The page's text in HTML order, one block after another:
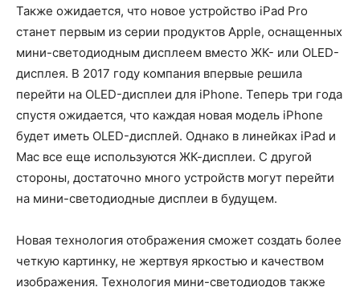
Также ожидается, что новое устройство iPad Pro
станет первым из серии продуктов Apple, оснащенных
мини-светодиодным дисплеем вместо ЖК- или OLED-
дисплея. В 2017 году компания впервые решила
перейти на OLED-дисплеи для iPhone. Теперь три года
спустя ожидается, что каждая новая модель iPhone
будет иметь OLED-дисплей. Однако в линейках iPad и
Mac все еще используются ЖК-дисплеи. С другой
стороны, достаточно много устройств могут перейти
на мини-светодиодные дисплеи в будущем.
Новая технология отображения сможет создать более
четкую картинку, не жертвуя яркостью и качеством
изображения. Технология мини-светодиодов также